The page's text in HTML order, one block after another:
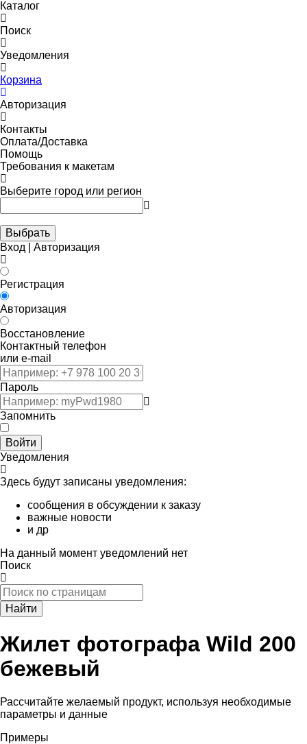
Каталог
Поиск
Уведомления
Корзина
Авторизация
Контакты
Оплата/Доставка
Помощь
Требования к макетам
Выберите город или регион
Выбрать
Вход | Авторизация
Регистрация
Авторизация
Восстановление
Контактный телефон
или e-mail
Пароль
Запомнить
Войти
Уведомления
Здесь будут записаны уведомления:
сообщения в обсуждении к заказу
важные новости
и др
На данный момент уведомлений нет
Поиск
Найти
Жилет фотографа Wild 200
бежевый
Рассчитайте желаемый продукт, используя необходимые
параметры и данные
Примеры